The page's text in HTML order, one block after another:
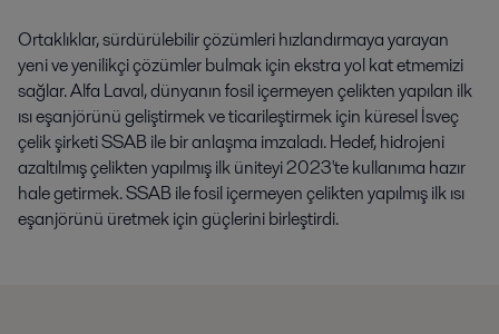
Ortaklıklar, sürdürülebilir çözümleri hızlandırmaya yarayan
yeni ve yenilikçi çözümler bulmak için ekstra yol kat etmemizi
sağlar. Alfa Laval, dünyanın fosil içermeyen çelikten yapılan ilk
ısı eşanjörünü geliştirmek ve ticarileştirmek için küresel İsveç
çelik şirketi SSAB ile bir anlaşma imzaladı. Hedef, hidrojeni
azaltılmış çelikten yapılmış ilk üniteyi 2023'te kullanıma hazır
hale getirmek. SSAB ile fosil içermeyen çelikten yapılmış ilk ısı
eşanjörünü üretmek için güçlerini birleştirdi.